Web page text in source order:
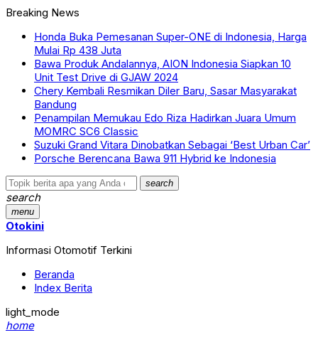
Breaking News
Honda Buka Pemesanan Super-ONE di Indonesia, Harga
Mulai Rp 438 Juta
Bawa Produk Andalannya, AION Indonesia Siapkan 10
Unit Test Drive di GJAW 2024
Chery Kembali Resmikan Diler Baru, Sasar Masyarakat
Bandung
Penampilan Memukau Edo Riza Hadirkan Juara Umum
MOMRC SC6 Classic
Suzuki Grand Vitara Dinobatkan Sebagai ‘Best Urban Car’
Porsche Berencana Bawa 911 Hybrid ke Indonesia
search
search
menu
Otokini
Informasi Otomotif Terkini
Beranda
Index Berita
light_mode
home